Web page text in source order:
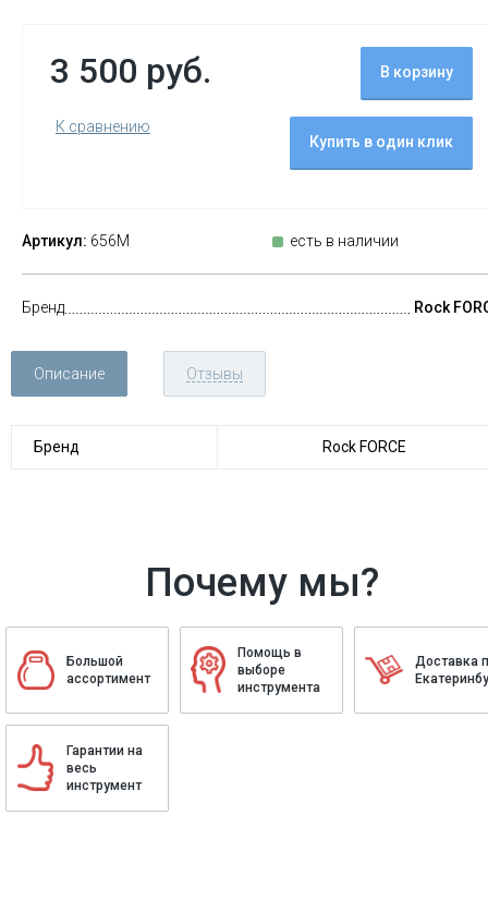
3 500 руб.
К сравнению
В корзину
Купить в один клик
Артикул: 656M есть в наличии
Rock
Бренд
Описание Отзывы
Бренд Rock FORCE
Почему мы?
Большой
ассортимент
Помощь в
выборе
инструмента
Доставка
Гарантии на
весь
инструмент